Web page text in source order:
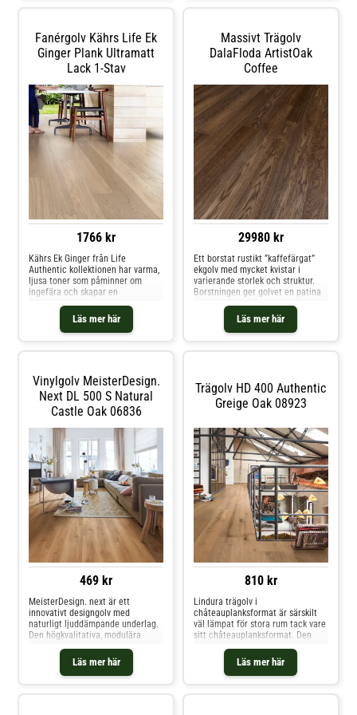
utrymmen som hotell, butiker,
kontor och kaféer - eller på de
ställen i hemmet där golvet
behöver klara lite extra. Den
mattlackade ytan skyddar mot
fläckar och gör golvet lätt att
underhålla.
Fanérgolv Kährs Life Ek
Ginger Plank Ultramatt
Lack 1-Stav
1766 kr
Läs mer här
Kährs Ek Ginger från Life
Authentic kollektionen har varma,
ljusa toner som påminner om
ingefära och skapar en
inbjudande känsla i alla rum.
Träets naturliga skönhet framhävs
av dess unika ådring, vilket skapar
en autentisk och organisk
Massivt Trägolv
DalaFloda ArtistOak
Coffee
29980 kr
Läs mer här
Ett borstat rustikt ”kaffefärgat”
ekgolv med mycket kvistar i
varierande storlek och struktur.
Borstningen ger golvet en patina
samt en ännu hårdare yta än den
eken redan har. Spacklingar
förekommer på detta golv.
Vinylgolv MeisterDesign.
Next DL 500 S Natural
Castle Oak 06836
469 kr
Läs mer här
MeisterDesign. next är ett
innovativt designgolv med
naturligt ljuddämpande underlag.
Den högkvalitativa, modulära
integrerad ljudabsorberande
matta i naturlig kork utgör
grunden för en slitstark och
Trägolv HD 400 Authentic
Greige Oak 08923
810 kr
Läs mer här
Lindura trägolv i
châteauplanksformat är särskilt
väl lämpat för stora rum tack vare
sitt châteauplanksformat. Den
gör Lindura mycket slitstarkt och
till en idealisk golvlösning för hårt
belastade bostadsytor eller även